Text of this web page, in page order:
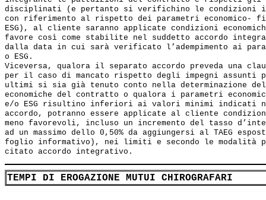
disciplinati (e pertanto si verifichino le condizioni
con riferimento al rispetto dei parametri economico-
ESG), al cliente saranno applicate condizioni
favore così come stabilite nel suddetto accordo
dalla data in cui sarà verificato l’adempimento ai
o ESG.
Viceversa, qualora il separato accordo preveda una
per il caso di mancato rispetto degli impegni assunti
ultimi si sia già tenuto conto nella determinazione
economiche del contratto o qualora i parametri
e/o ESG risultino inferiori ai valori minimi indicati
accordo, potranno essere applicate al cliente
meno favorevoli, incluso un incremento del tasso
ad un massimo dello 0,50% da aggiungersi al TAEG
foglio informativo), nei limiti e secondo le modalità
TEMPI DI EROGAZIONE MUTUI CHIROGRAFARI